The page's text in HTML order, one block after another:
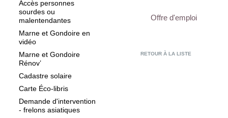
Accès personnes
sourdes ou
malentendantes
Marne et Gondoire en
vidéo
Marne et Gondoire
Rénov’
Cadastre solaire
Carte Éco-libris
Demande d'intervention
- frelons asiatiques
Offre d'emploi
RETOUR À LA LISTE